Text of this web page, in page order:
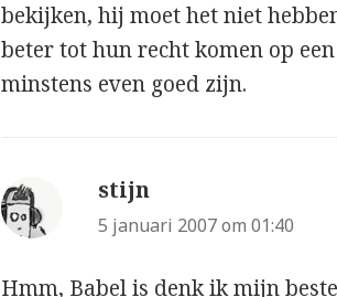
bekijken, hij moet het niet
beter tot hun recht komen op
minstens even goed zijn.
stijn
5 januari 2007 om 01:40
Hmm, Babel is denk ik mijn